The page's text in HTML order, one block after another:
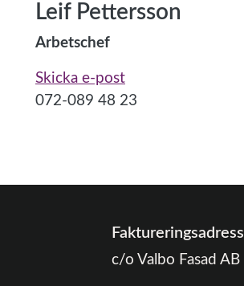
Leif Pettersson
Arbetschef
Skicka e-post
072-089 48 23
Faktureringsadress
c/o Valbo Fasad AB